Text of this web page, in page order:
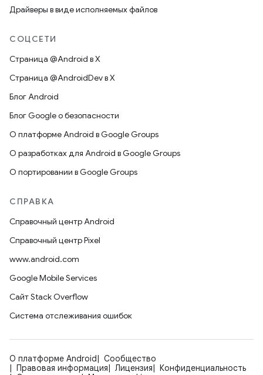
Драйверы в виде исполняемых файлов
СОЦСЕТИ
Страница @Android в X
Страница @AndroidDev в X
Блог Android
Блог Google о безопасности
О платформе Android в Google Groups
О разработках для Android в Google Groups
О портировании в Google Groups
СПРАВКА
Справочный центр Android
Справочный центр Pixel
www.android.com
Google Mobile Services
Сайт Stack Overflow
Система отслеживания ошибок
О платформе Android
Сообщество
Правовая информация
Лицензия
Конфиденциальность